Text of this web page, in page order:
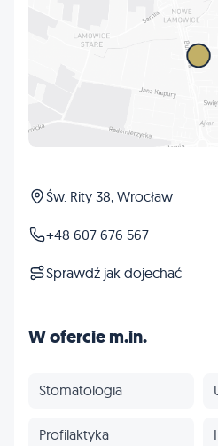
Św. Rity 38, Wrocław
+48 607 676 567
Sprawdź jak dojechać
W ofercie m.in.
Stomatologia
Profilaktyka